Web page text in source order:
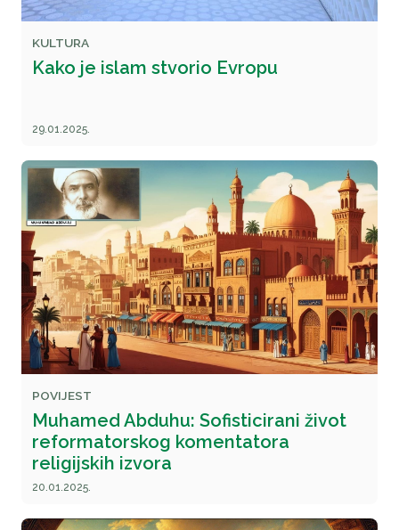
KULTURA
Kako je islam stvorio Evropu
29.01.2025.
POVIJEST
Muhamed Abduhu: Sofisticirani život
reformatorskog komentatora
religijskih izvora
20.01.2025.